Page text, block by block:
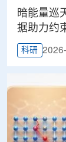
暗能量巡
据助力约
科研